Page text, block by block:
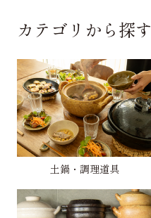
カテゴリから探す
土鍋・調理道具